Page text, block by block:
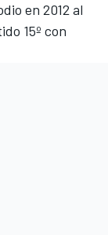
en 2012 al
15º con